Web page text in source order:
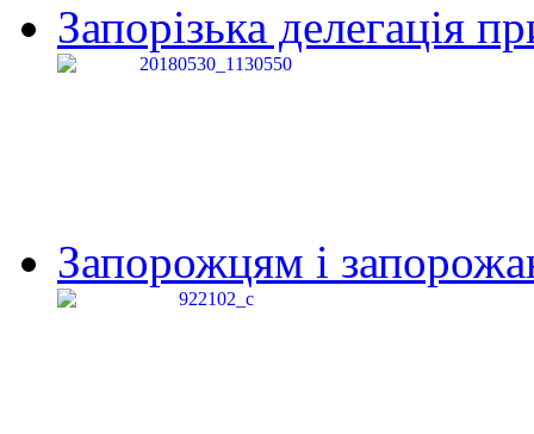
Запорізька делегація
Запорожцям і